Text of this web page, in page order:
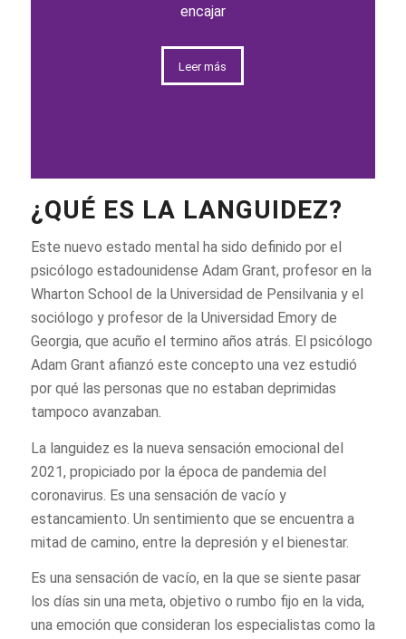
encajar
Leer más
¿QUÉ ES LA LANGUIDEZ?
Este nuevo estado mental ha sido definido por el
psicólogo estadounidense Adam Grant, profesor en la
Wharton School de la Universidad de Pensilvania y el
sociólogo y profesor de la Universidad Emory de
Georgia, que acuño el termino años atrás. El psicólogo
Adam Grant afianzó este concepto una vez estudió
por qué las personas que no estaban deprimidas
tampoco avanzaban.
La languidez es la nueva sensación emocional del
2021, propiciado por la época de pandemia del
coronavirus. Es una sensación de vacío y
estancamiento. Un sentimiento que se encuentra a
mitad de camino, entre la depresión y el bienestar.
Es una sensación de vacío, en la que se siente pasar
los días sin una meta, objetivo o rumbo fijo en la vida,
una emoción que consideran los especialistas como la